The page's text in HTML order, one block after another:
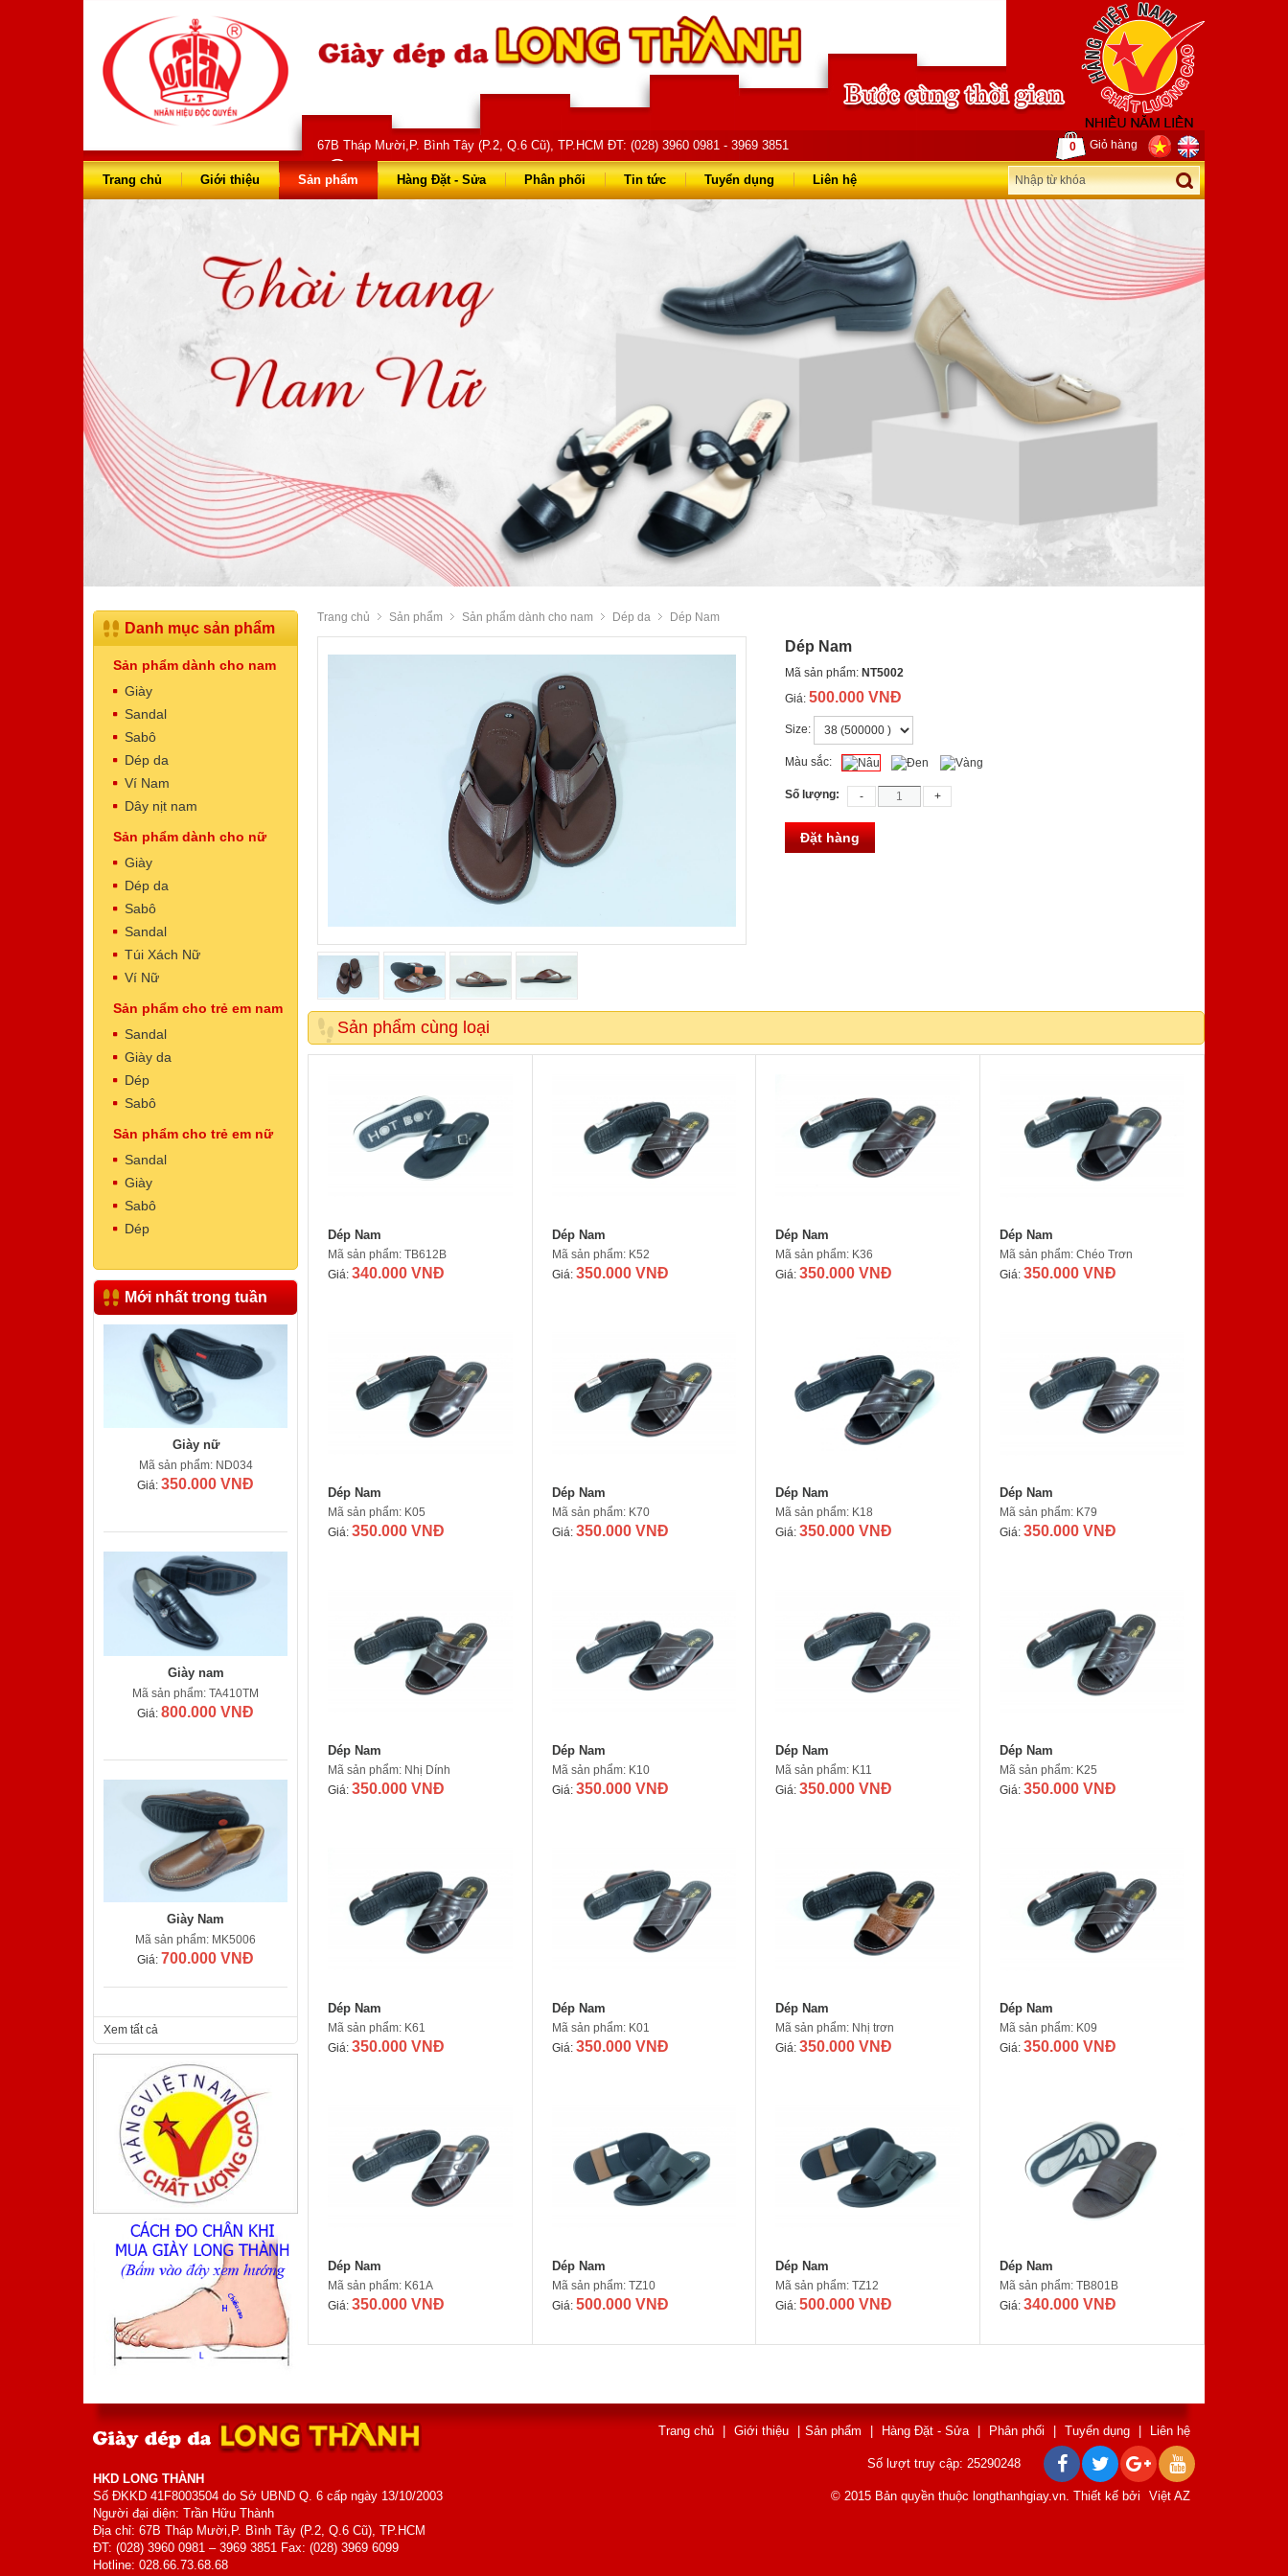
67B Tháp Mười,P. Bình Tây (P.2, Q.6 Cũ), TP.HCM ĐT: (028) 3960 0981 - 3969 3851
028 66 73 68 68 - 0903 823 714
0 Giỏ hàng
Trang chủ Giới thiệu Sản phẩm Hàng Đặt - Sửa Phân phối Tin tức Tuyển dụng Liên hệ
Trang chủ Sản phẩm Sản phẩm dành cho nam Dép da Dép Nam
Dép Nam
Mã sản phẩm: NT5002
Giá: 500.000 VNĐ
Size:
Màu sắc:
Số lượng:
Đặt hàng
Sản phẩm cùng loại
Dép Nam
Mã sản phẩm: TB612B
Giá: 340.000 VNĐ
Dép Nam
Mã sản phẩm: K52
Giá: 350.000 VNĐ
Dép Nam
Mã sản phẩm: K36
Giá: 350.000 VNĐ
Dép Nam
Mã sản phẩm: Chéo Trơn
Giá: 350.000 VNĐ
Dép Nam
Mã sản phẩm: K05
Giá: 350.000 VNĐ
Dép Nam
Mã sản phẩm: K70
Giá: 350.000 VNĐ
Dép Nam
Mã sản phẩm: K18
Giá: 350.000 VNĐ
Dép Nam
Mã sản phẩm: K79
Giá: 350.000 VNĐ
Dép Nam
Mã sản phẩm: Nhị Dính
Giá: 350.000 VNĐ
Dép Nam
Mã sản phẩm: K10
Giá: 350.000 VNĐ
Dép Nam
Mã sản phẩm: K11
Giá: 350.000 VNĐ
Dép Nam
Mã sản phẩm: K25
Giá: 350.000 VNĐ
Dép Nam
Mã sản phẩm: K61
Giá: 350.000 VNĐ
Dép Nam
Mã sản phẩm: K01
Giá: 350.000 VNĐ
Dép Nam
Mã sản phẩm: Nhị trơn
Giá: 350.000 VNĐ
Dép Nam
Mã sản phẩm: K09
Giá: 350.000 VNĐ
Dép Nam
Mã sản phẩm: K61A
Giá: 350.000 VNĐ
Dép Nam
Mã sản phẩm: TZ10
Giá: 500.000 VNĐ
Dép Nam
Mã sản phẩm: TZ12
Giá: 500.000 VNĐ
Dép Nam
Mã sản phẩm: TB801B
Giá: 340.000 VNĐ
Danh mục sản phẩm
Sản phẩm dành cho nam
Giày
Sandal
Sabô
Dép da
Ví Nam
Dây nịt nam
Sản phẩm dành cho nữ
Giày
Dép da
Sabô
Sandal
Túi Xách Nữ
Ví Nữ
Sản phẩm cho trẻ em nam
Sandal
Giày da
Dép
Sabô
Sản phẩm cho trẻ em nữ
Sandal
Giày
Sabô
Dép
Mới nhất trong tuần
Dép Nam
Mã sản phẩm: NT5003
520.000 VNĐ
Dép Nam
Mã sản phẩm: NT5001
Mã sản phẩm: ND046
Giá:350.000 VNĐ
Mã sản phẩm: ND035
Giày nữ
Mã sản phẩm: ND034
Giá: 350.000 VNĐ
Giày nam
Mã sản phẩm: TA410TM
Giá: 800.000 VNĐ
Giày Nam
Mã sản phẩm: MK5006
Giá: 700.000 VNĐ
Sabô Nam
Mã sản phẩm: MK5005
Giá:540.000 VNĐ
Xem tất cả
HKD LONG THÀNH
Số ĐKKD 41F8003504 do Sở UBND Q. 6 cấp ngày 13/10/2003
Người đại diện: Trần Hữu Thành
Địa chỉ: 67B Tháp Mười,P. Bình Tây (P.2, Q.6 Cũ), TP.HCM
ĐT: (028) 3960 0981 – 3969 3851 Fax: (028) 3969 6099
Hotline: 028.66.73.68.68
Trang chủ Giới thiệu Sản phẩm Hàng Đặt - Sửa Phân phối Tuyển dụng Liên hệ
Số lượt truy cập: 25290248
© 2015 Bản quyền thuộc longthanhgiay.vn. Thiết kế bởi Việt AZ